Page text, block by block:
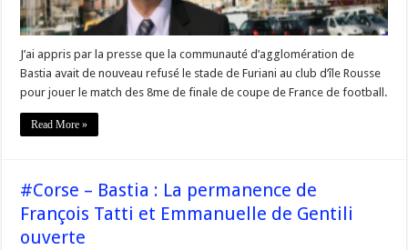
J’ai appris par la presse que la communauté d’agglomération de
Bastia avait de nouveau refusé le stade de Furiani au club d’île Rousse
pour jouer le match des 8me de finale de coupe de France de football.
Read More »
#Corse – Bastia : La permanence de
François Tatti et Emmanuelle de Gentili
ouverte